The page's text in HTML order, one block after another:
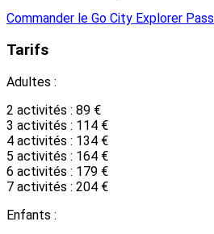
Commander le Go City Explorer
Tarifs
Adultes :
2 activités : 89 €
3 activités : 114 €
4 activités : 134 €
5 activités : 164 €
6 activités : 179 €
7 activités : 204 €
Enfants :